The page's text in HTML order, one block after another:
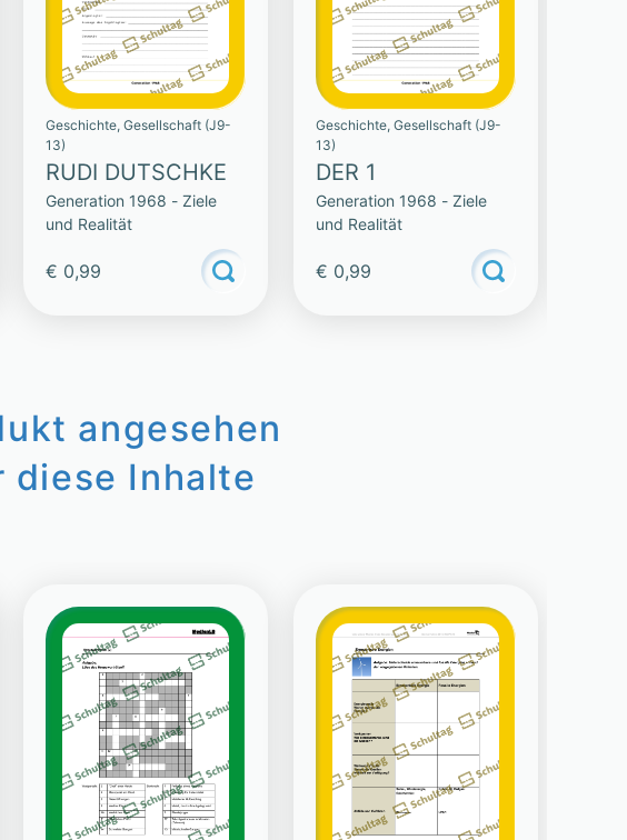
Geschichte, Gesellschaft (J9-
13)
RUDI DUTSCHKE
Generation 1968 - Ziele
und Realität
€ 0,99
Geschichte, Gesellschaft (J9-
13)
DER 1
Generation 1968 - Ziele
und Realität
€ 0,99
angesehen
diese Inhalte